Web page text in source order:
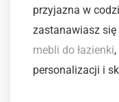
przyjazna w
zastanawiasz
mebli do łazienki
personalizacji i